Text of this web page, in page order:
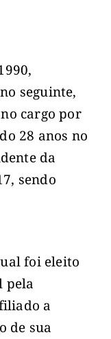
seguinte,
cargo por
28 anos no
da
sendo
foi eleito
pela
a
de sua